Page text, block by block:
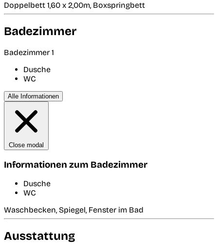
Doppelbett 1,60 x 2,00m, Boxspringbett
Badezimmer
Badezimmer 1
Dusche
WC
Alle Informationen
Close modal
Informationen zum Badezimmer
Dusche
WC
Waschbecken, Spiegel, Fenster im Bad
Ausstattung